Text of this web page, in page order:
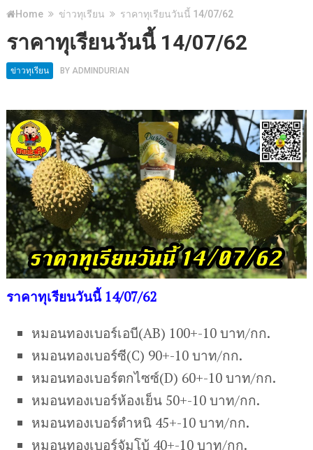
Home ข่าวทุเรียน ราคาทุเรียนวันนี้ 14/07/62
ราคาทุเรียนวันนี้ 14/07/62
ข่าวทุเรียน BY ADMINDURIAN
ราคาทุเรียนวันนี้ 14/07/62
หมอนทองเบอร์เอบี(AB) 100+-10 บาท/กก.
หมอนทองเบอร์ซี(C) 90+-10 บาท/กก.
หมอนทองเบอร์ตกไซซ์(D) 60+-10 บาท/กก.
หมอนทองเบอร์ห้องเย็น 50+-10 บาท/กก.
หมอนทองเบอร์ตำหนิ 45+-10 บาท/กก.
หมอนทองเบอร์จัมโบ้ 40+-10 บาท/กก.